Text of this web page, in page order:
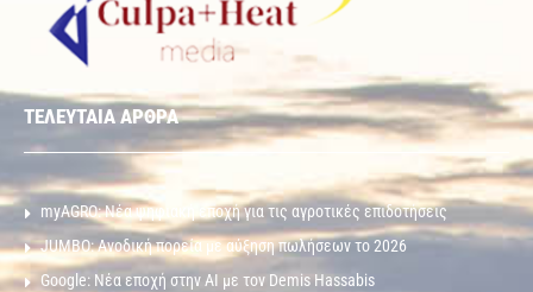
ΤΕΛΕΥΤΑΙΑ ΑΡΘΡΑ
myAGRO: Νέα ψηφιακή εποχή για τις αγροτικές επιδοτήσεις
JUMBO: Ανοδική πορεία με αύξηση πωλήσεων το 2026
Google: Νέα εποχή στην AI με τον Demis Hassabis